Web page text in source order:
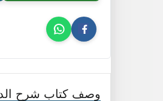
وصف كتاب شرح